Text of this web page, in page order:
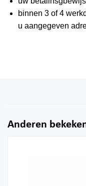
binnen 3 of 4
u aangegeven
Anderen